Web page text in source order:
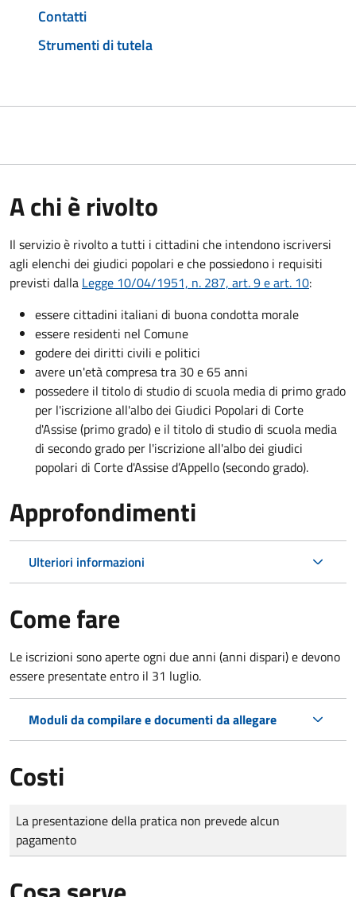
Contatti
Strumenti di tutela
A chi è rivolto
Il servizio è rivolto a tutti i cittadini che intendono iscriversi
agli elenchi dei giudici popolari e che possiedono i requisiti
previsti dalla Legge 10/04/1951, n. 287, art. 9 e art. 10:
essere cittadini italiani di buona condotta morale
essere residenti nel Comune
godere dei diritti civili e politici
avere un'età compresa tra 30 e 65 anni
possedere il titolo di studio di scuola media di primo grado
per l'iscrizione all'albo dei Giudici Popolari di Corte
d'Assise (primo grado) e il titolo di studio di scuola media
di secondo grado per l'iscrizione all'albo dei giudici
popolari di Corte d'Assise d’Appello (secondo grado).
Approfondimenti
Ulteriori informazioni
Come fare
Le iscrizioni sono aperte ogni due anni (anni dispari) e devono
essere presentate entro il 31 luglio.
Moduli da compilare e documenti da allegare
Costi
Tipo di pagamento
Importo
La presentazione della pratica non prevede alcun
pagamento